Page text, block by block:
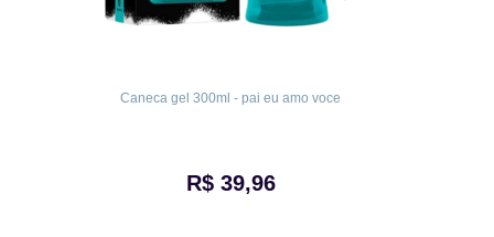
Caneca gel 300ml - pai eu amo voce
R$ 39,96